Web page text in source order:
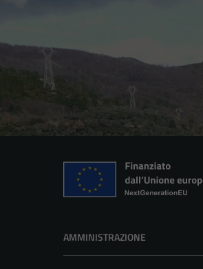
AMMINISTRAZIONE